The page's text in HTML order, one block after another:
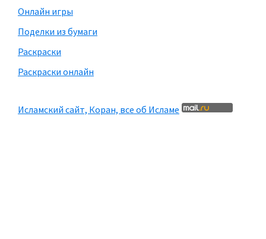
Онлайн игры
Поделки из бумаги
Раскраски
Раскраски онлайн
Исламский сайт, Коран, все об Исламе